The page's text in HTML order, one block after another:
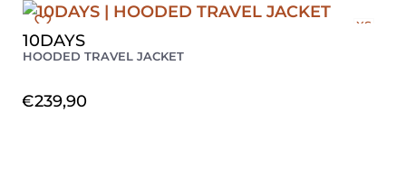
10DAYS
HOODED TRAVEL JACKET
€239,90
XS